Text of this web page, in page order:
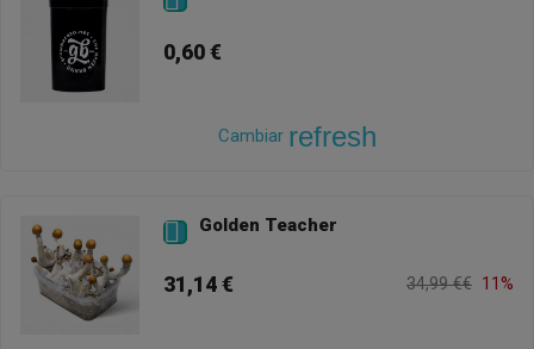
0,60 €
Cambiar refresh
 Golden Teacher
31,14 € 34,99 €€ 11%